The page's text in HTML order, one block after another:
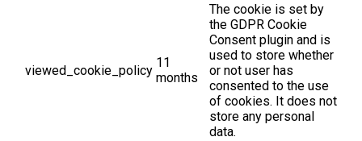
viewed_cookie_policy
11
months
The cookie is set by
the GDPR Cookie
Consent plugin and is
used to store whether
or not user has
consented to the use
of cookies. It does not
store any personal
data.